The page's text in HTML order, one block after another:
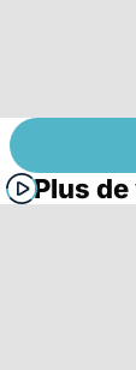
Plus